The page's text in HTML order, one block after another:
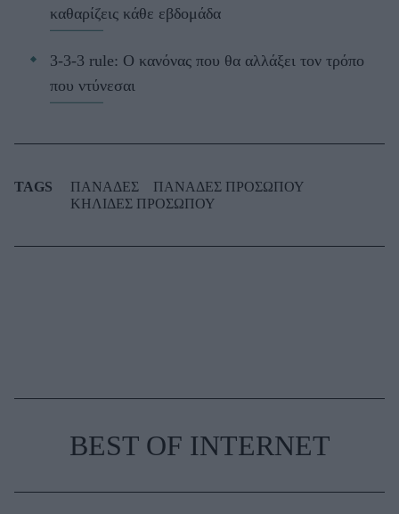
καθαρίζεις κάθε εβδομάδα
3-3-3 rule: Ο κανόνας που θα αλλάξει τον τρόπο
που ντύνεσαι
TAGS ΠΑΝΑΔΕΣ
ΠΑΝΑΔΕΣ ΠΡΟΣΩΠΟΥ
ΚΗΛΙΔΕΣ ΠΡΟΣΩΠΟΥ
BEST OF INTERNET